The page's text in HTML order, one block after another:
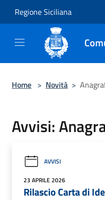
Regione Siciliana
Home > Novità >
Avvisi:
AVVISI
23 APRILE 2026
Rilascio Carta di